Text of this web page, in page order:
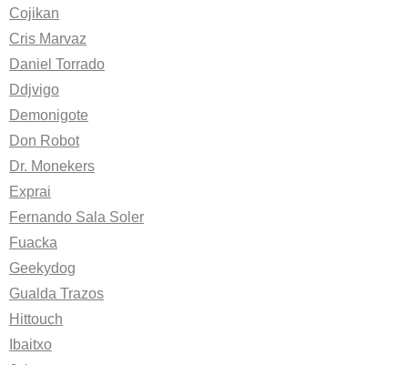
Cojikan
Cris Marvaz
Daniel Torrado
Ddjvigo
Demonigote
Don Robot
Dr. Monekers
Exprai
Fernando Sala Soler
Fuacka
Geekydog
Gualda Trazos
Hittouch
Ibaitxo